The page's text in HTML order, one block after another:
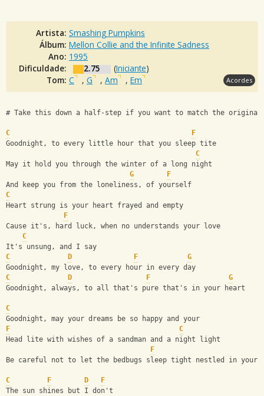
Artista: Smashing Pumpkins
Álbum: Mellon Collie and the Infinite Sadness
Ano: 1995
Dificuldade:
2.75 (Iniciante)
Tom: C , G , Am , Em Acordes
# Take this down a half-step if you want to match the original
C
F
Goodnight, to every little hour that you sleep tite
C
May it hold you through the winter of a long night
G
F
And keep you from the loneliness, of yourself
C
Heart strung is your heart frayed and empty
F
Cause it's, hard luck, when no understands your love
C
It's unsung, and I say
C
D F
G
Goodnight, my love, to every hour in every day
C
D F
G
Goodnight, always, to all that's pure that's in your heart
C
Goodnight, may your dreams be so happy and your
F
C
Head lite with wishes of a sandman and a night light
F
Be careful not to let the bedbugs sleep tight nestled in your
C F D
F
The sun shines but I don't